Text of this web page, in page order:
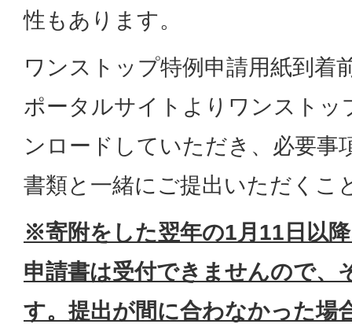
性もあります。
ワンストップ特例申請用紙到着
ポータルサイトよりワンストッ
ンロードしていただき、必要事
書類と一緒にご提出いただくこ
※寄附をした翌年の1月11日以
申請書は受付できませんので、
す。提出が間に合わなかった場